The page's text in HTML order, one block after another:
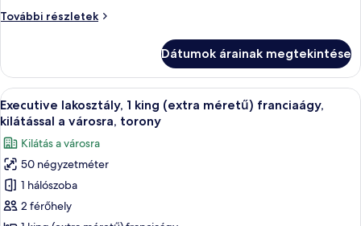
További részletek
Junior
Dátumok árainak megtekintése
A
következő
szoba
összes
képének
megtekintése:
Executive
Egy modern szállodaszoba,
7
Executive lakosztály, 1 king (extra méretű) franciaágy,
kilátással a városra, torony
Kilátás a városra
50 négyzetméter
1 hálószoba
2 férőhely